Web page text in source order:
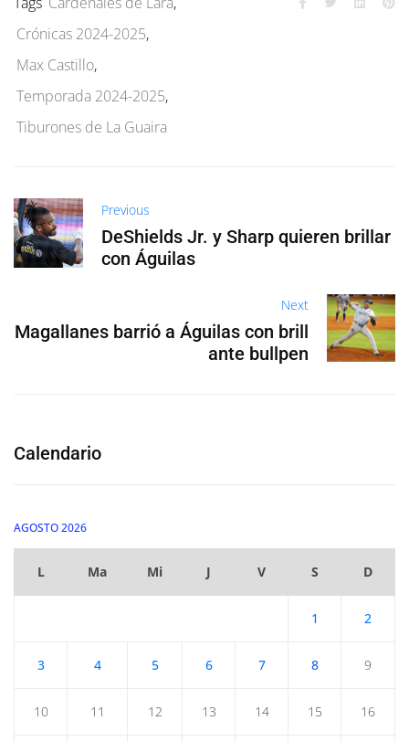
Crónicas 2024-2025,
Max Castillo,
Temporada 2024-2025,
Tiburones de La Guaira
Previous
DeShields Jr. y Sharp quieren brillar
con Águilas
Next
Magallanes barrió a Águilas con brill
ante bullpen
Calendario
AGOSTO 2026
L Ma Mi J V S D
1 2
3 4 5 6 7 8 9
10 11 12 13 14 15 16